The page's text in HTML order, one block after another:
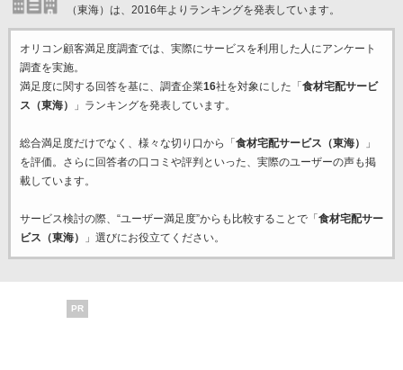
（東海）は、2016年よりランキングを発表しています。
オリコン顧客満足度調査では、実際にサービスを利用した 人にアンケート
調査を実施。
満足度に関する回答を基に、調査企業16社を対象にした「 食材宅配サービ
ス（東海）
」ランキングを発表しています。
総合満足度だけでなく、様々な切り口から「 食材宅配サービス（東海）
」
を評価。さらに回答者の口コミや評判といった、実際のユーザーの声も掲
載しています。
サービス検討の際、“ユーザー満足度”からも比較することで「 食材宅配サー
ビス（東海）
」選びにお役立てください。
PR